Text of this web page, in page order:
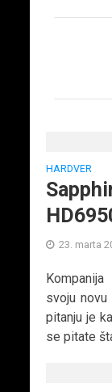
HARDVER
23. marta
svoju novu
pitanju je
se pitate